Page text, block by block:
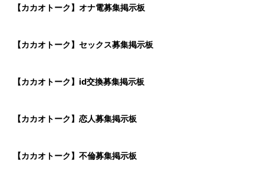
【カカオトーク】オナ電募集掲示板
【カカオトーク】セックス募集掲示板
【カカオトーク】id交換募集掲示板
【カカオトーク】恋人募集掲示板
【カカオトーク】不倫募集掲示板